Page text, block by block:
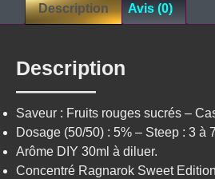
Description Avis (0)
Description
Saveur : Fruits rouges sucrés –
Dosage (50/50) : 5% – Steep : 3 à
Arôme DIY 30ml à diluer.
Concentré Ragnarok Sweet